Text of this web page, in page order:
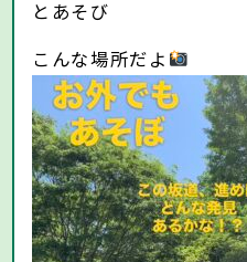
とあそび
こんな場所だよ